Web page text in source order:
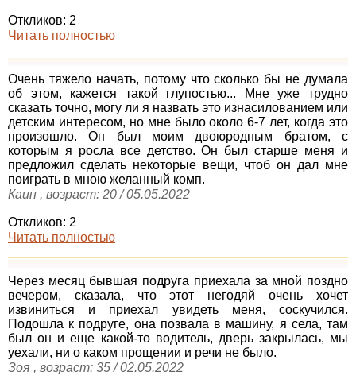
Откликов: 2
Читать полностью
Очень тяжело начать, потому что сколько бы не думала
об этом, кажется такой глупостью... Мне уже трудно
сказать точно, могу ли я назвать это изнасилованием или
детским интересом, но мне было около 6-7 лет, когда это
произошло. Он был моим двоюродным братом, с
которым я росла все детство. Он был старше меня и
предложил сделать некоторые вещи, чтоб он дал мне
поиграть в мною желанный комп.
Каин , возраст: 20 / 05.05.2022
Откликов: 2
Читать полностью
Через месяц бывшая подруга приехала за мной поздно
вечером, сказала, что этот негодяй очень хочет
извиниться и приехал увидеть меня, соскучился.
Подошла к подруге, она позвала в машину, я села, там
был он и еще какой-то водитель, дверь закрылась, мы
уехали, ни о каком прощении и речи не было.
Зоя , возраст: 35 / 02.05.2022